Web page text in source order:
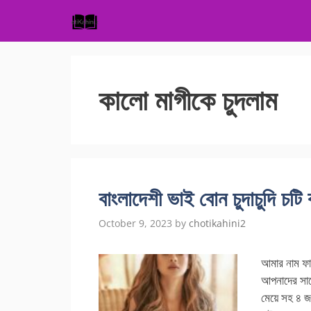
content
কালো মাগীকে চুদলাম
বাংলাদেশী ভাই বোন চুদাচুদি চটি
October 9, 2023 by chotikahini2
আমার নাম
আপনাদের
মেয়ে সহ ৪